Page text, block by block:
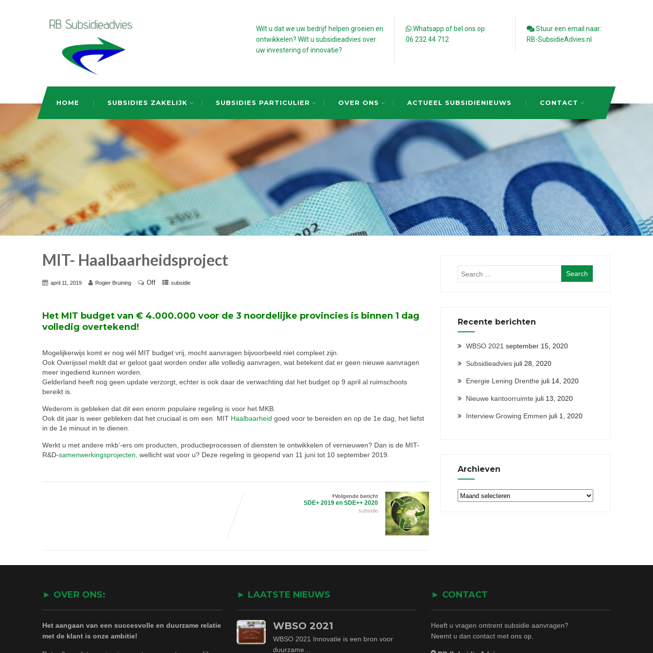
Wilt u dat we uw bedrijf helpen groeien en
ontwikkelen? Wilt u subsidieadvies over
uw investering of innovatie?
Whatsapp of bel ons op:
06 232 44 712
Stuur een email naar:
RB-SubsidieAdvies.nl
HOME SUBSIDIES ZAKELIJK SUBSIDIES PARTICULIER OVER ONS ACTUEEL SUBSIDIENIEUWS CONTACT
MIT- Haalbaarheidsproject
april 11, 2019 Rogier Bruining Off subsidie
Het MIT budget van € 4.000.000 voor de 3 noordelijke provincies is binnen 1 dag
volledig overtekend!
Mogelijkerwijs komt er nog wél MIT budget vrij, mocht aanvragen bijvoorbeeld niet compleet zijn.
Ook Overijssel meldt dat er geloot gaat worden onder alle volledig aanvragen, wat betekent dat er geen nieuwe aanvragen
meer ingediend kunnen worden.
Gelderland heeft nog geen update verzorgt, echter is ook daar de verwachting dat het budget op 9 april al ruimschoots
bereikt is.
Wederom is gebleken dat dit een enorm populaire regeling is voor het MKB.
Ook dit jaar is weer gebleken dat het cruciaal is om een MIT Haalbaarheid goed voor te bereiden en op de 1e dag, het liefst
in de 1e minuut in te dienen.
Werkt u met andere mkb’-ers om producten, productieprocessen of diensten te ontwikkelen of vernieuwen? Dan is de MIT-
R&D-samenwerkingsprojecten, wellicht wat voor u? Deze regeling is geopend van 11 juni tot 10 september 2019.
Volgende bericht
SDE+ 2019 en SDE++ 2020
subsidie
Recente berichten
WBSO 2021 september 15, 2020
Subsidieadvies juli 28, 2020
Energie Lening Drenthe juli 14, 2020
Nieuwe kantoorruimte juli 13, 2020
Interview Growing Emmen juli 1, 2020
Archieven
Archieven
► OVER ONS:
Het aangaan van een succesvolle en duurzame relatie
met de klant is onze ambitie!
► LAATSTE NIEUWS
WBSO 2021
WBSO 2021 Innovatie is een bron voor
duurzame…
► CONTACT
Heeft u vragen omtrent subsidie aanvragen?
Neemt u dan contact met ons op.